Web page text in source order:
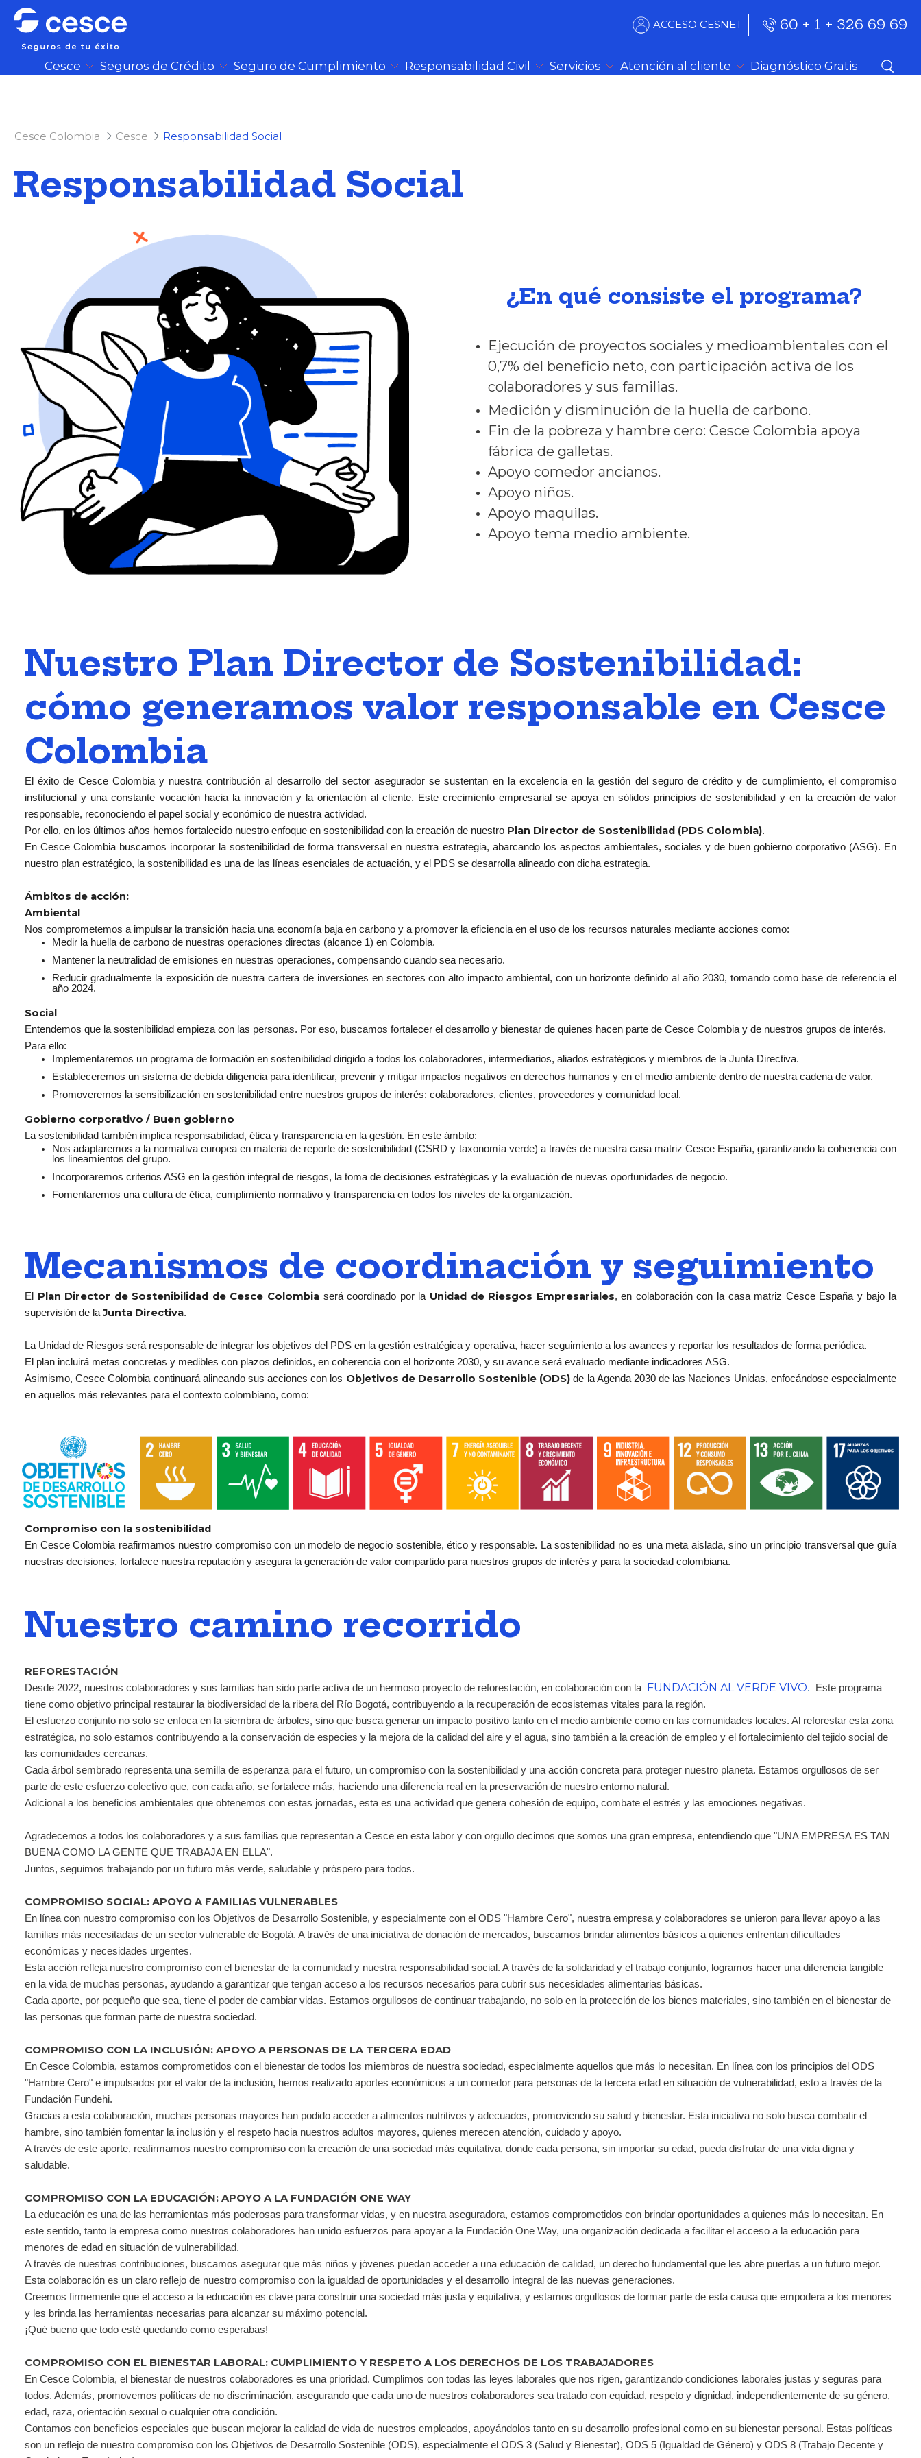
ACCESO CESNET 60 + 1 + 326 69 69
Cesce Seguros de Crédito Seguro de Cumplimiento Responsabilidad Civil Servicios Atención al cliente Diagnóstico Gratis
Cesce Colombia Cesce Responsabilidad Social
Responsabilidad Social
¿En qué consiste el programa?
Ejecución de proyectos sociales y medioambientales con el
0,7% del beneficio neto, con participación activa de los
colaboradores y sus familias.
Medición y disminución de la huella de carbono.
Fin de la pobreza y hambre cero: Cesce Colombia apoya
fábrica de galletas.
Apoyo comedor ancianos.
Apoyo niños.
Apoyo maquilas.
Apoyo tema medio ambiente.
Nuestro Plan Director de Sostenibilidad:
cómo generamos valor responsable en Cesce
Colombia
El éxito de Cesce Colombia y nuestra contribución al desarrollo del sector asegurador se sustentan en la excelencia en la gestión del seguro de crédito y de cumplimiento, el compromiso
institucional y una constante vocación hacia la innovación y la orientación al cliente. Este crecimiento empresarial se apoya en sólidos principios de sostenibilidad y en la creación de valor
responsable, reconociendo el papel social y económico de nuestra actividad.
Por ello, en los últimos años hemos fortalecido nuestro enfoque en sostenibilidad con la creación de nuestro Plan Director de Sostenibilidad (PDS Colombia).
En Cesce Colombia buscamos incorporar la sostenibilidad de forma transversal en nuestra estrategia, abarcando los aspectos ambientales, sociales y de buen gobierno corporativo (ASG). En
nuestro plan estratégico, la sostenibilidad es una de las líneas esenciales de actuación, y el PDS se desarrolla alineado con dicha estrategia.
Ámbitos de acción:
Ambiental
Nos comprometemos a impulsar la transición hacia una economía baja en carbono y a promover la eficiencia en el uso de los recursos naturales mediante acciones como:
Medir la huella de carbono de nuestras operaciones directas (alcance 1) en Colombia.
Mantener la neutralidad de emisiones en nuestras operaciones, compensando cuando sea necesario.
Reducir gradualmente la exposición de nuestra cartera de inversiones en sectores con alto impacto ambiental, con un horizonte definido al año 2030, tomando como base de referencia el
año 2024.
Social
Entendemos que la sostenibilidad empieza con las personas. Por eso, buscamos fortalecer el desarrollo y bienestar de quienes hacen parte de Cesce Colombia y de nuestros grupos de interés.
Para ello:
Implementaremos un programa de formación en sostenibilidad dirigido a todos los colaboradores, intermediarios, aliados estratégicos y miembros de la Junta Directiva.
Estableceremos un sistema de debida diligencia para identificar, prevenir y mitigar impactos negativos en derechos humanos y en el medio ambiente dentro de nuestra cadena de valor.
Promoveremos la sensibilización en sostenibilidad entre nuestros grupos de interés: colaboradores, clientes, proveedores y comunidad local.
Gobierno corporativo / Buen gobierno
La sostenibilidad también implica responsabilidad, ética y transparencia en la gestión. En este ámbito:
Nos adaptaremos a la normativa europea en materia de reporte de sostenibilidad (CSRD y taxonomía verde) a través de nuestra casa matriz Cesce España, garantizando la coherencia con
los lineamientos del grupo.
Incorporaremos criterios ASG en la gestión integral de riesgos, la toma de decisiones estratégicas y la evaluación de nuevas oportunidades de negocio.
Fomentaremos una cultura de ética, cumplimiento normativo y transparencia en todos los niveles de la organización.
Mecanismos de coordinación y seguimiento
El Plan Director de Sostenibilidad de Cesce Colombia será coordinado por la Unidad de Riesgos Empresariales, en colaboración con la casa matriz Cesce España y bajo la
supervisión de laJunta Directiva.
La Unidad de Riesgos será responsable de integrar los objetivos del PDS en la gestión estratégica y operativa, hacer seguimiento a los avances y reportar los resultados de forma periódica.
El plan incluirá metas concretas y medibles con plazos definidos, en coherencia con el horizonte 2030, y su avance será evaluado mediante indicadores ASG.
Asimismo, Cesce Colombia continuará alineando sus acciones con los Objetivos de Desarrollo Sostenible (ODS) de la Agenda 2030 de las Naciones Unidas, enfocándose especialmente
en aquellos más relevantes para el contexto colombiano, como:
Compromiso con la sostenibilidad
En Cesce Colombia reafirmamos nuestro compromiso con un modelo de negocio sostenible, ético y responsable. La sostenibilidad no es una meta aislada, sino un principio transversal que guía
nuestras decisiones, fortalece nuestra reputación y asegura la generación de valor compartido para nuestros grupos de interés y para la sociedad colombiana.
Nuestro camino recorrido
REFORESTACIÓN
Desde 2022, nuestros colaboradores y sus familias han sido parte activa de un hermoso proyecto de reforestación, en colaboración con la FUNDACIÓN AL VERDE VIVO.
Este programa
tiene como objetivo principal restaurar la biodiversidad de la ribera del Río Bogotá, contribuyendo a la recuperación de ecosistemas vitales para la región.
El esfuerzo conjunto no solo se enfoca en la siembra de árboles, sino que busca generar un impacto positivo tanto en el medio ambiente como en las comunidades locales. Al reforestar esta zona
estratégica, no solo estamos contribuyendo a la conservación de especies y la mejora de la calidad del aire y el agua, sino también a la creación de empleo y el fortalecimiento del tejido social de
las comunidades cercanas.
Cada árbol sembrado representa una semilla de esperanza para el futuro, un compromiso con la sostenibilidad y una acción concreta para proteger nuestro planeta. Estamos orgullosos de ser
parte de este esfuerzo colectivo que, con cada año, se fortalece más, haciendo una diferencia real en la preservación de nuestro entorno natural.
Adicional a los beneficios ambientales que obtenemos con estas jornadas, esta es una actividad que genera cohesión de equipo, combate el estrés y las emociones negativas.
Agradecemos a todos los colaboradores y a sus familias que representan a Cesce en esta labor y con orgullo decimos que somos una gran empresa, entendiendo que "UNA EMPRESA ES TAN
BUENA COMO LA GENTE QUE TRABAJA EN ELLA".
Juntos, seguimos trabajando por un futuro más verde, saludable y próspero para todos.
COMPROMISO SOCIAL: APOYO A FAMILIAS VULNERABLES
En línea con nuestro compromiso con los Objetivos de Desarrollo Sostenible, y especialmente con el ODS "Hambre Cero", nuestra empresa y colaboradores se unieron para llevar apoyo a las
familias más necesitadas de un sector vulnerable de Bogotá. A través de una iniciativa de donación de mercados, buscamos brindar alimentos básicos a quienes enfrentan dificultades
económicas y necesidades urgentes.
Esta acción refleja nuestro compromiso con el bienestar de la comunidad y nuestra responsabilidad social. A través de la solidaridad y el trabajo conjunto, logramos hacer una diferencia tangible
en la vida de muchas personas, ayudando a garantizar que tengan acceso a los recursos necesarios para cubrir sus necesidades alimentarias básicas.
Cada aporte, por pequeño que sea, tiene el poder de cambiar vidas. Estamos orgullosos de continuar trabajando, no solo en la protección de los bienes materiales, sino también en el bienestar de
las personas que forman parte de nuestra sociedad.
COMPROMISO CON LA INCLUSIÓN: APOYO A PERSONAS DE LA TERCERA EDAD
En Cesce Colombia, estamos comprometidos con el bienestar de todos los miembros de nuestra sociedad, especialmente aquellos que más lo necesitan. En línea con los principios del ODS
"Hambre Cero" e impulsados por el valor de la inclusión, hemos realizado aportes económicos a un comedor para personas de la tercera edad en situación de vulnerabilidad, esto a través de la
Fundación Fundehi.
Gracias a esta colaboración, muchas personas mayores han podido acceder a alimentos nutritivos y adecuados, promoviendo su salud y bienestar. Esta iniciativa no solo busca combatir el
hambre, sino también fomentar la inclusión y el respeto hacia nuestros adultos mayores, quienes merecen atención, cuidado y apoyo.
A través de este aporte, reafirmamos nuestro compromiso con la creación de una sociedad más equitativa, donde cada persona, sin importar su edad, pueda disfrutar de una vida digna y
saludable.
COMPROMISO CON LA EDUCACIÓN: APOYO A LA FUNDACIÓN ONE WAY
La educación es una de las herramientas más poderosas para transformar vidas, y en nuestra aseguradora, estamos comprometidos con brindar oportunidades a quienes más lo necesitan. En
este sentido, tanto la empresa como nuestros colaboradores han unido esfuerzos para apoyar a la Fundación One Way, una organización dedicada a facilitar el acceso a la educación para
menores de edad en situación de vulnerabilidad.
A través de nuestras contribuciones, buscamos asegurar que más niños y jóvenes puedan acceder a una educación de calidad, un derecho fundamental que les abre puertas a un futuro mejor.
Esta colaboración es un claro reflejo de nuestro compromiso con la igualdad de oportunidades y el desarrollo integral de las nuevas generaciones.
Creemos firmemente que el acceso a la educación es clave para construir una sociedad más justa y equitativa, y estamos orgullosos de formar parte de esta causa que empodera a los menores
y les brinda las herramientas necesarias para alcanzar su máximo potencial.
¡Qué bueno que todo esté quedando como esperabas!
COMPROMISO CON EL BIENESTAR LABORAL: CUMPLIMIENTO Y RESPETO A LOS DERECHOS DE LOS TRABAJADORES
En Cesce Colombia, el bienestar de nuestros colaboradores es una prioridad. Cumplimos con todas las leyes laborales que nos rigen, garantizando condiciones laborales justas y seguras para
todos. Además, promovemos políticas de no discriminación, asegurando que cada uno de nuestros colaboradores sea tratado con equidad, respeto y dignidad, independientemente de su género,
edad, raza, orientación sexual o cualquier otra condición.
Contamos con beneficios especiales que buscan mejorar la calidad de vida de nuestros empleados, apoyándolos tanto en su desarrollo profesional como en su bienestar personal. Estas políticas
son un reflejo de nuestro compromiso con los Objetivos de Desarrollo Sostenible (ODS), especialmente el ODS 3 (Salud y Bienestar), ODS 5 (Igualdad de Género) y ODS 8 (Trabajo Decente y